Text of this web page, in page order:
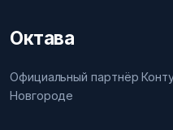
Октава
Официальный партнёр
Новгороде